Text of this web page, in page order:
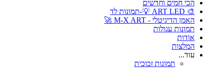
הכי חמים וחדשים
🎨 ART LED 💡-תמונות לד
האמן הדיגיטלי - M-X ART 🚀
תמונות עגולות
אודות
המלצות
עוד...
תמונות זכוכית